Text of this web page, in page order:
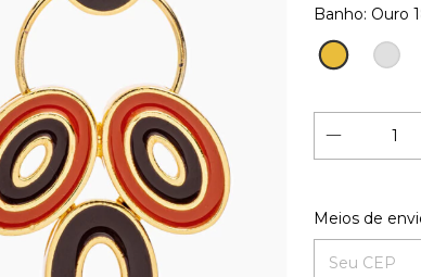
Banho: Ouro
Ouro
18K
Prata
Entregas para
Meios de